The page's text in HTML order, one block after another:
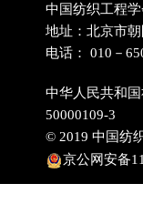
中国纺织工程学
地址：北京市
电话： 010－
中华人民共和
50000109-3
© 2019 中国纺
京公网安备